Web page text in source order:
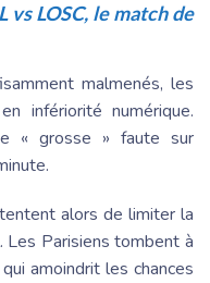
vs LOSC, le match de
malmenés, les
infériorité numérique.
« grosse » faute sur
alors de limiter la
Les Parisiens tombent à
amoindrit les chances